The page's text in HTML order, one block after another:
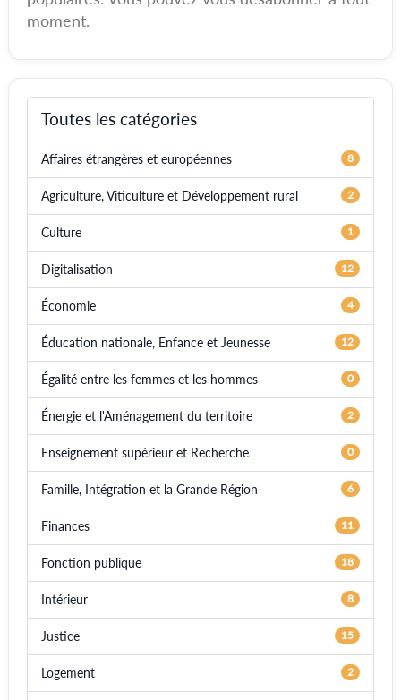
moment.
Toutes les catégories
Affaires étrangères et européennes 8
Agriculture, Viticulture et Développement rural 2
Culture 1
Digitalisation 12
Économie 4
Éducation nationale, Enfance et Jeunesse 12
Égalité entre les femmes et les hommes 0
Énergie et l'Aménagement du territoire 2
Enseignement supérieur et Recherche 0
Famille, Intégration et la Grande Région 6
Finances 11
Fonction publique 18
Intérieur 8
Justice 15
Logement 2